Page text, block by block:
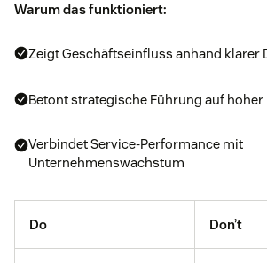
Warum das funktioniert:
Zeigt Geschäftseinfluss anhand klarer
Betont strategische Führung auf hoher
Verbindet Service-Performance mit
Unternehmenswachstum
Do Don’t